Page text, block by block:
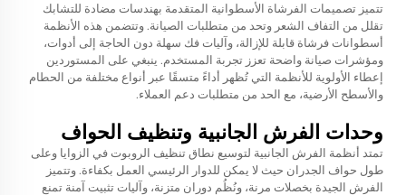
تتميز تصميمات الفرشاة الأسطوانية المتقدمة بهندسات مضادة للتشابك
تقلل من التفاف الشعر وتحد من متطلبات الصيانة. وتتضمن هذه الأنظمة
أسطوانات فرشاة قابلة للإزالة، وآليات فك سهلة دون الحاجة إلى أدوات،
ومؤشرات صيانة واضحة تعزز تجربة المستخدم. ينبغي على المستوردين
إعطاء الأولوية للأنظمة التي تُظهر أداءً متسقًا عبر أنواع مختلفة من الحطام
والأسطح الأرضية، مع الحد من متطلبات دعم العملاء.
وحدات الفرش الجانبية وتنظيف الحواف
تمتد أنظمة الفرش الجانبية لتوسيع نطاق تنظيف الروبوت في الزوايا وعلى
طول حواف الجدران حيث لا يمكن للدوار الرئيسي العمل بكفاءة. وتتميز
الفرش الجيدة بخصلات مرنة، ونُظُم دوران متزنة، وآليات تثبيت آمنة تمنع